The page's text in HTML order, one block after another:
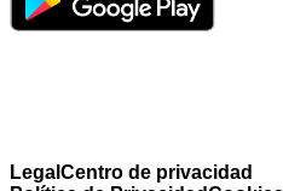
Legal Centro de privacidad